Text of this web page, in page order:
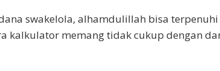
swakelola, alhamdulillah bisa
kalkulator memang tidak cukup dengan